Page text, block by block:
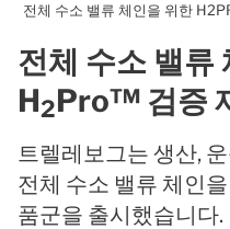
전체 수소 밸류 체인을 위한
전체 수소 밸류
H2Pro™ 검증
트렐레보그는 생산,
전체 수소 밸류 체인
품군을 출시했습니다.